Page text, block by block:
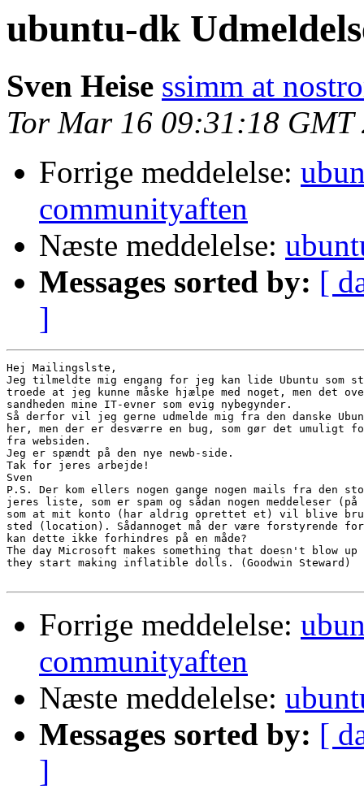
ubuntu-dk
Sven Heise ssimm at
Tor Mar 16 09:31:18 GMT
Forrige meddelelse:
communityaften
Næste meddelelse:
Messages sorted by: [
]
Hej Mailingslste,
Jeg tilmeldte mig engang for jeg kan lide Ubuntu som
troede at jeg kunne måske hjælpe med noget, men det
sandheden mine IT-evner som evig nybegynder.
Så derfor vil jeg gerne udmelde mig fra den danske
her, men der er desværre en bug, som gør det umuligt
fra websiden.
Jeg er spændt på den nye newb-side.
Tak for jeres arbejde!
Sven
P.S. Der kom ellers nogen gange nogen mails fra den
jeres liste, som er spam og sådan nogen meddeleser (på
som at mit konto (har aldrig oprettet et) vil blive
sted (location). Sådannoget må der være forstyrende
kan dette ikke forhindres på en måde?
The day Microsoft makes something that doesn't blow
they start making inflatible dolls. (Goodwin Steward)
Forrige meddelelse:
communityaften
Næste meddelelse:
Messages sorted by: [
]